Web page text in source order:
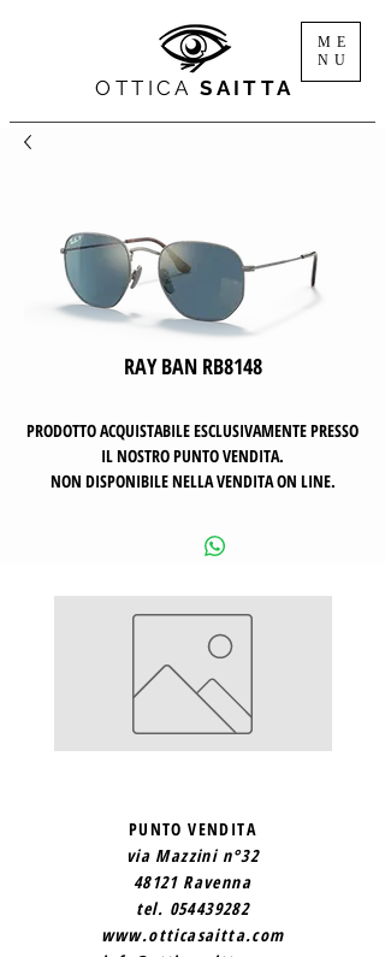
OTTICASAITTA
ME
NU
RAY BAN RB8148
PRODOTTO ACQUISTABILE ESCLUSIVAMENTE PRESSO
IL NOSTRO PUNTO VENDITA.
NON DISPONIBILE NELLA VENDITA ON LINE.
PUNTO VENDITA
via Mazzini n°32
48121 Ravenna
tel. 054439282
www.otticasaitta.com